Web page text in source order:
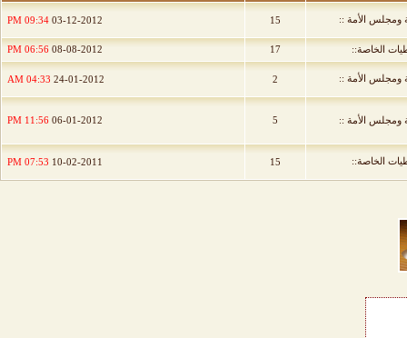
ومجلس الأمة :: 15
03-12-2012
09:34 PM
الخاصة:: 17
08-08-2012
06:56 PM
ومجلس الأمة :: 2
24-01-2012
04:33 AM
ومجلس الأمة :: 5
06-01-2012
11:56 PM
الخاصة:: 15
10-02-2011
07:53 PM